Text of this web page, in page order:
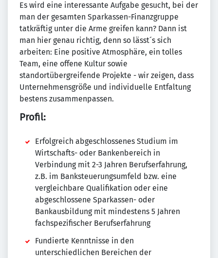
Es wird eine interessante Aufgabe gesucht, bei der
man der gesamten Sparkassen-Finanzgruppe
tatkräftig unter die Arme greifen kann? Dann ist
man hier genau richtig, denn so lässt´s sich
arbeiten: Eine positive Atmosphäre, ein tolles
Team, eine offene Kultur sowie
standortübergreifende Projekte - wir zeigen, dass
Unternehmensgröße und individuelle Entfaltung
bestens zusammenpassen.
Profil:
Erfolgreich abgeschlossenes Studium im
Wirtschafts- oder Bankenbereich in
Verbindung mit 2-3 Jahren Berufserfahrung,
z.B. im Banksteuerungsumfeld bzw. eine
vergleichbare Qualifikation oder eine
abgeschlossene Sparkassen- oder
Bankausbildung mit mindestens 5 Jahren
fachspezifischer Berufserfahrung
Fundierte Kenntnisse in den
unterschiedlichen Bereichen der